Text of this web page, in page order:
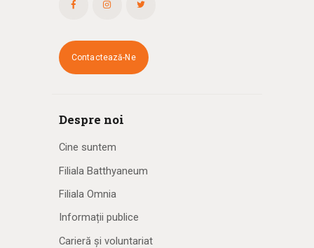
Contactează-Ne
Despre noi
Cine suntem
Filiala Batthyaneum
Filiala Omnia
Informații publice
Carieră și voluntariat